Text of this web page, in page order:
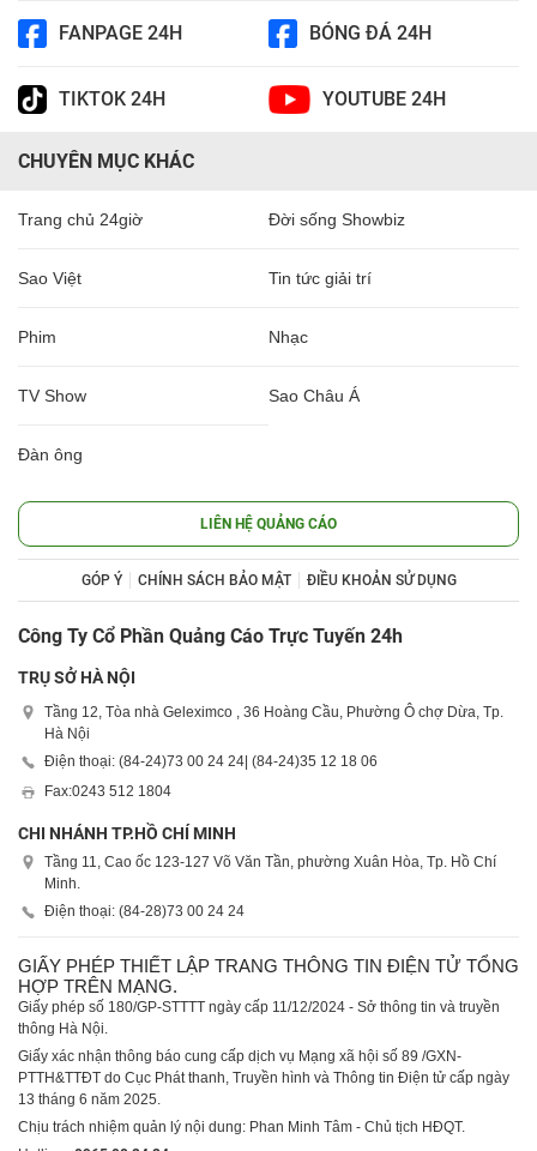
FANPAGE 24H BÓNG ĐÁ 24H
TIKTOK 24H YOUTUBE 24H
CHUYÊN MỤC KHÁC
Trang chủ 24giờ Đời sống Showbiz
Sao Việt Tin tức giải trí
Phim Nhạc
TV Show Sao Châu Á
Đàn ông
LIÊN HỆ QUẢNG CÁO
GÓP Ý CHÍNH SÁCH BẢO MẬT ĐIỀU KHOẢN SỬ DỤNG
Công Ty Cổ Phần Quảng Cáo Trực Tuyến 24h
TRỤ SỞ HÀ NỘI
Tầng 12, Tòa nhà Geleximco , 36 Hoàng Cầu, Phường Ô chợ Dừa, Tp.
Hà Nội
Điện thoại: (84-24)73 00 24 24| (84-24)35 12 18 06
Fax:0243 512 1804
CHI NHÁNH TP.HỒ CHÍ MINH
Tầng 11, Cao ốc 123-127 Võ Văn Tần, phường Xuân Hòa, Tp. Hồ Chí
Minh.
Điện thoại: (84-28)73 00 24 24
GIẤY PHÉP THIẾT LẬP TRANG THÔNG TIN ĐIỆN TỬ TỔNG
HỢP TRÊN MẠNG.
Giấy phép số 180/GP-STTTT ngày cấp 11/12/2024 - Sở thông tin và truyền
thông Hà Nội.
Giấy xác nhận thông báo cung cấp dịch vụ Mạng xã hội số 89 /GXN-
PTTH&TTĐT do Cục Phát thanh, Truyền hình và Thông tin Điện tử cấp ngày
13 tháng 6 năm 2025.
Chịu trách nhiệm quản lý nội dung: Phan Minh Tâm - Chủ tịch HĐQT.